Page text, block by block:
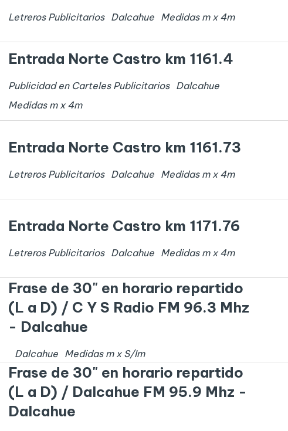
Letreros Publicitarios Dalcahue Medidas m x 4m
Entrada Norte Castro km 1161.4
Publicidad en Carteles Publicitarios Dalcahue
Medidas m x 4m
Entrada Norte Castro km 1161.73
Letreros Publicitarios Dalcahue Medidas m x 4m
Entrada Norte Castro km 1171.76
Letreros Publicitarios Dalcahue Medidas m x 4m
Frase de 30" en horario repartido
(L a D) / C Y S Radio FM 96.3 Mhz
- Dalcahue
Dalcahue Medidas m x S/Im
Frase de 30" en horario repartido
(L a D) / Dalcahue FM 95.9 Mhz -
Dalcahue